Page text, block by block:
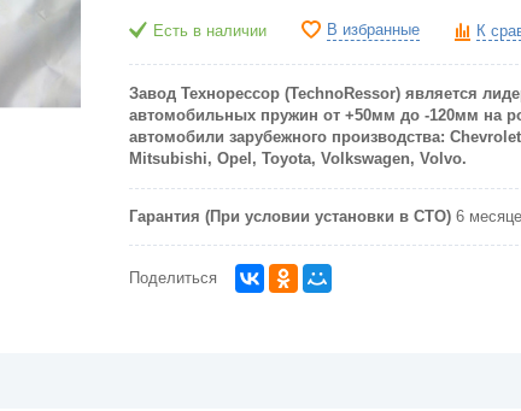
Есть в наличии В избранные К
Завод Технорессор (TechnoRessor) является
автомобильных пружин от +50мм до -120мм на
автомобили зарубежного производства:
Mitsubishi, Opel, Toyota, Volkswagen, Volvo.
Гарантия (При условии установки в СТО) 6
Поделиться